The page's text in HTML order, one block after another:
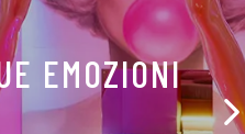
EMOZIONI